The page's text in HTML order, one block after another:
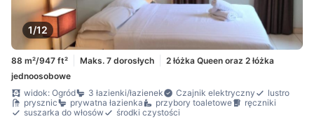
1/12
88 m²/947 ft² Maks. 7 dorosłych
2 łóżka Queen oraz 2 łóżka
jednoosobowe
widok: Ogród
3 łazienki/łazienek Czajnik elektryczny
lustro
prysznic
prywatna łazienka przybory toaletowe
ręczniki
suszarka do włosów
środki czystości